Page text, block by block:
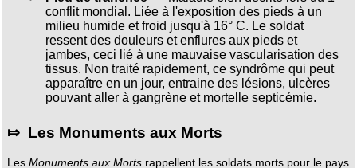
conflit mondial. Liée à l'exposition des pieds à un
milieu humide et froid jusqu'à 16° C. Le soldat
ressent des douleurs et enflures aux pieds et
jambes, ceci lié à une mauvaise vascularisation des
tissus. Non traité rapidement, ce syndrôme qui peut
apparaître en un jour, entraine des lésions, ulcères
pouvant aller à gangrène et mortelle septicémie.
⤇ Les Monuments aux Morts
Les Monuments aux Mortsrappellent les soldats morts pour le pays